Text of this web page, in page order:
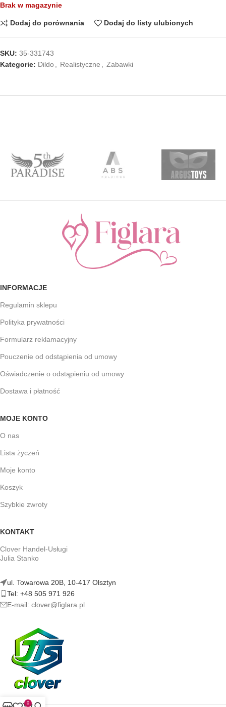
Brak w magazynie
Dodaj do porównania Dodaj do listy ulubionych
SKU: 35-331743
Kategorie: Dildo Realistyczne Zabawki
INFORMACJE
Regulamin sklepu
Polityka prywatności
Formularz reklamacyjny
Pouczenie od odstąpienia od umowy
Oświadczenie o odstąpieniu od umowy
Dostawa i płatność
MOJE KONTO
O nas
Lista życzeń
Moje konto
Koszyk
Szybkie zwroty
KONTAKT
Clover Handel-Usługi
Julia Stanko
ul. Towarowa 20B, 10-417 Olsztyn
Tel: +48 505 971 926
E-mail: clover@figlara.pl
0